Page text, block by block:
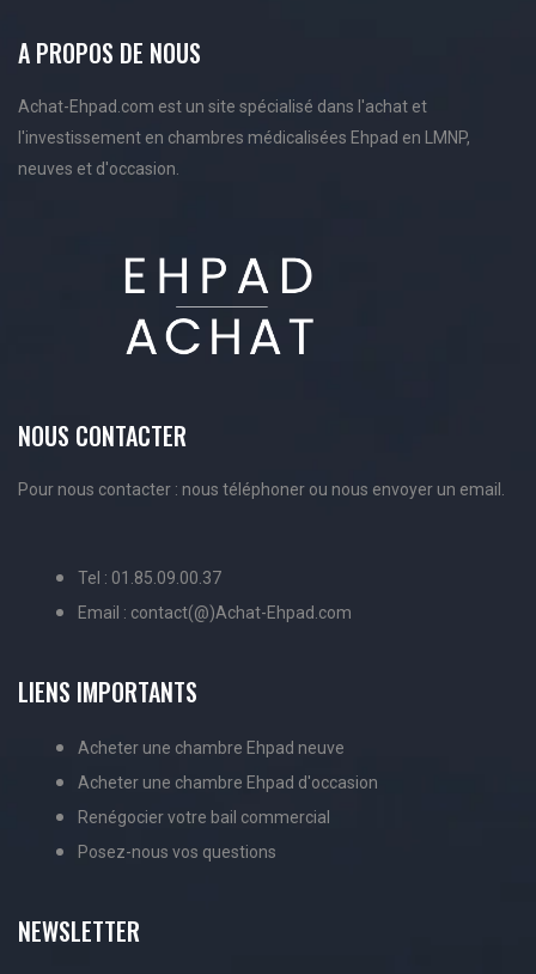
A PROPOS DE NOUS
Achat-Ehpad.com est un site spécialisé dans l'achat et
l'investissement en chambres médicalisées Ehpad en LMNP,
neuves et d'occasion.
NOUS CONTACTER
Pour nous contacter : nous téléphoner ou nous envoyer un email.
Tel : 01.85.09.00.37
Email : contact(@)Achat-Ehpad.com
LIENS IMPORTANTS
Acheter une chambre Ehpad neuve
Acheter une chambre Ehpad d'occasion
Renégocier votre bail commercial
Posez-nous vos questions
NEWSLETTER